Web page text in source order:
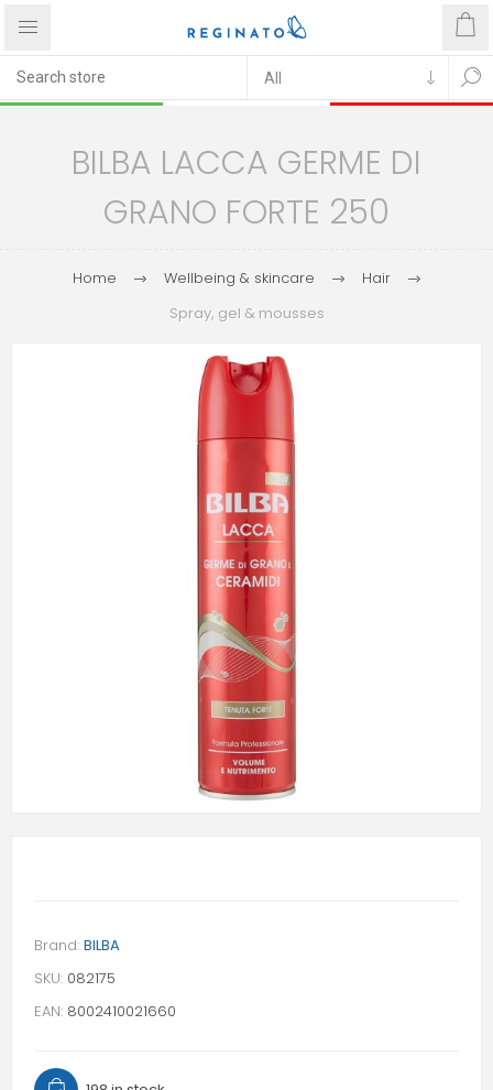
BILBA LACCA GERME DI
GRANO FORTE 250
Home Wellbeing & skincare
Hair
Spray, gel & mousses
Brand: BILBA
SKU: 082175
EAN: 8002410021660